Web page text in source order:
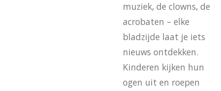
muziek, de clowns, de
acrobaten – elke
bladzijde laat je iets
nieuws ontdekken.
Kinderen kijken hun
ogen uit en roepen